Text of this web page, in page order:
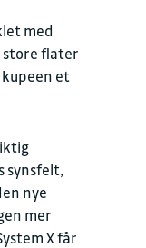
med
store flater
et
synsfelt,
nye
mer
X får